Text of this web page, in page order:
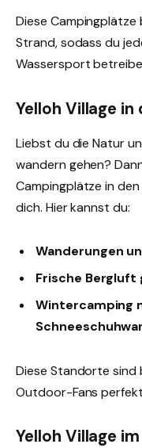
Diese
Strand, sodass du
Wassersport
Yelloh Village in
Liebst du die Natur
wandern gehen?
Campingplätze in
dich. Hier kannst du:
Wanderungen
Frische Bergluft
Wintercamping
Diese Standorte sind
Outdoor-Fans
Yelloh Village